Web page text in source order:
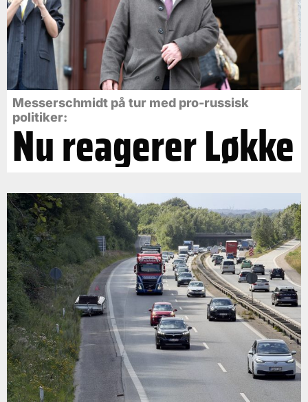
Messerschmidt på tur med pro-russisk
politiker:
Nu reagerer Løkke